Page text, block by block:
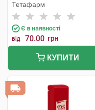
Тетафарм
Є в наявності
від 70.00 грн
КУПИТИ